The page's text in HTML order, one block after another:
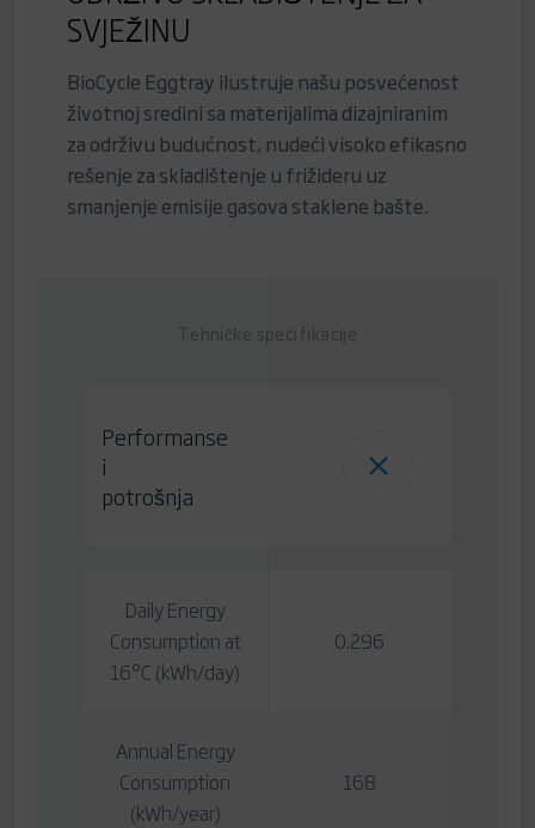
SVJEŽINU
BioCycle Eggtray ilustruje našu posvećenost
životnoj sredini sa materijalima dizajniranim
za održivu budućnost, nudeći visoko efikasno
rešenje za skladištenje u frižideru uz
smanjenje emisije gasova staklene bašte.
Tehničke specifikacije
Performanse
i
potrošnja
Daily Energy
Consumption at
16°C (kWh/day)
0.296
Annual Energy
Consumption
(kWh/year)
168